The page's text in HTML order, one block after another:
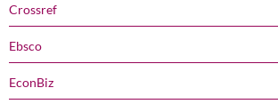
Crossref
Ebsco
EconBiz